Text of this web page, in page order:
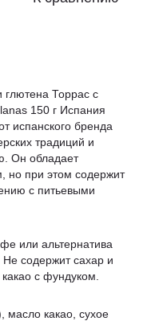
Торрас с
150 г Испания
испанского бренда
традиций и
Он обладает
но при этом содержит
с питьевыми
или альтернатива
содержит сахар и
с фундуком.
масло какао, сухое